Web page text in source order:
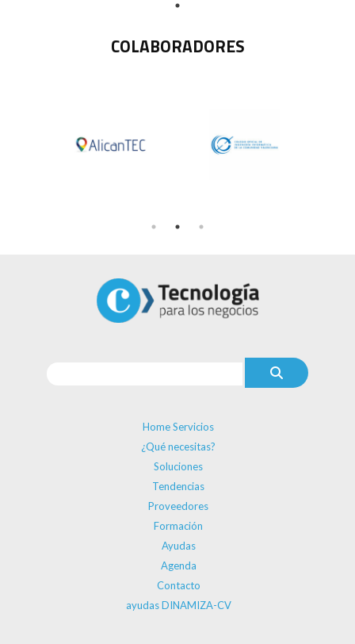
COLABORADORES
Home Servicios
¿Qué necesitas?
Soluciones
Tendencias
Proveedores
Formación
Ayudas
Agenda
Contacto
ayudas DINAMIZA-CV